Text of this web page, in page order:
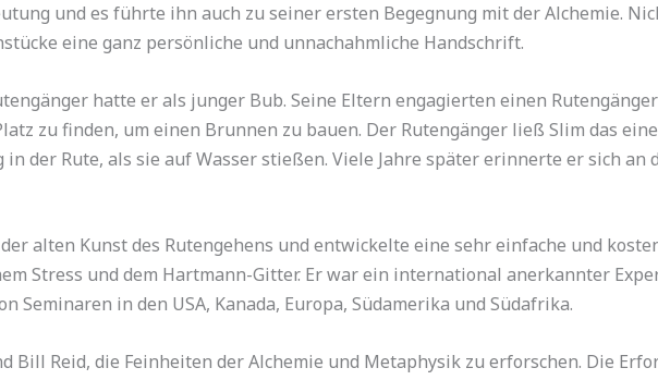
und es führte ihn auch zu seiner ersten Begegnung mit der Alchemie.
eine ganz persönliche und unnachahmliche Handschrift.
hatte er als junger Bub. Seine Eltern engagierten einen
zu finden, um einen Brunnen zu bauen. Der Rutengänger ließ Slim das
der Rute, als sie auf Wasser stießen. Viele Jahre später erinnerte er sich an
alten Kunst des Rutengehens und entwickelte eine sehr einfache und
Stress und dem Hartmann-Gitter. Er war ein international anerkannter
Seminaren in den USA, Kanada, Europa, Südamerika und Südafrika.
Bill Reid, die Feinheiten der Alchemie und Metaphysik zu erforschen. Die